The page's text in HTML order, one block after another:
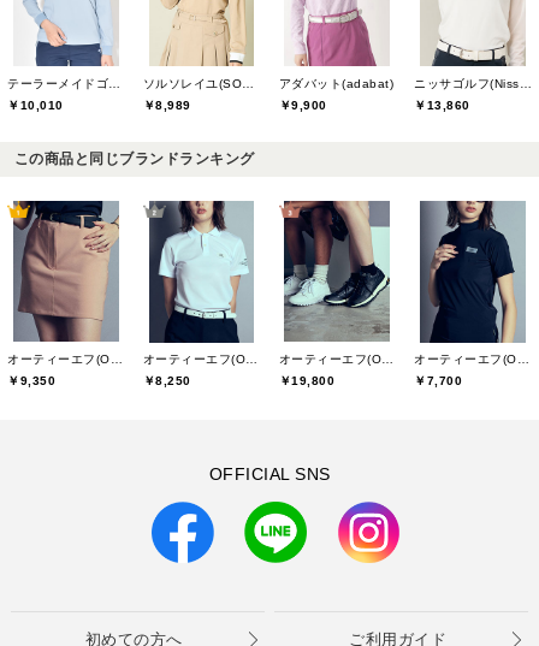
￥10,010
￥8,989
アダバット(adabat)
￥9,900
￥13,860
この商品と同じブランドランキング
￥9,350
オーティーエフ(O.T.F)
￥8,250
￥19,800
オーティーエフ(O.T.F)
￥7,700
OFFICIAL SNS
初めての方へ ご利用ガイド